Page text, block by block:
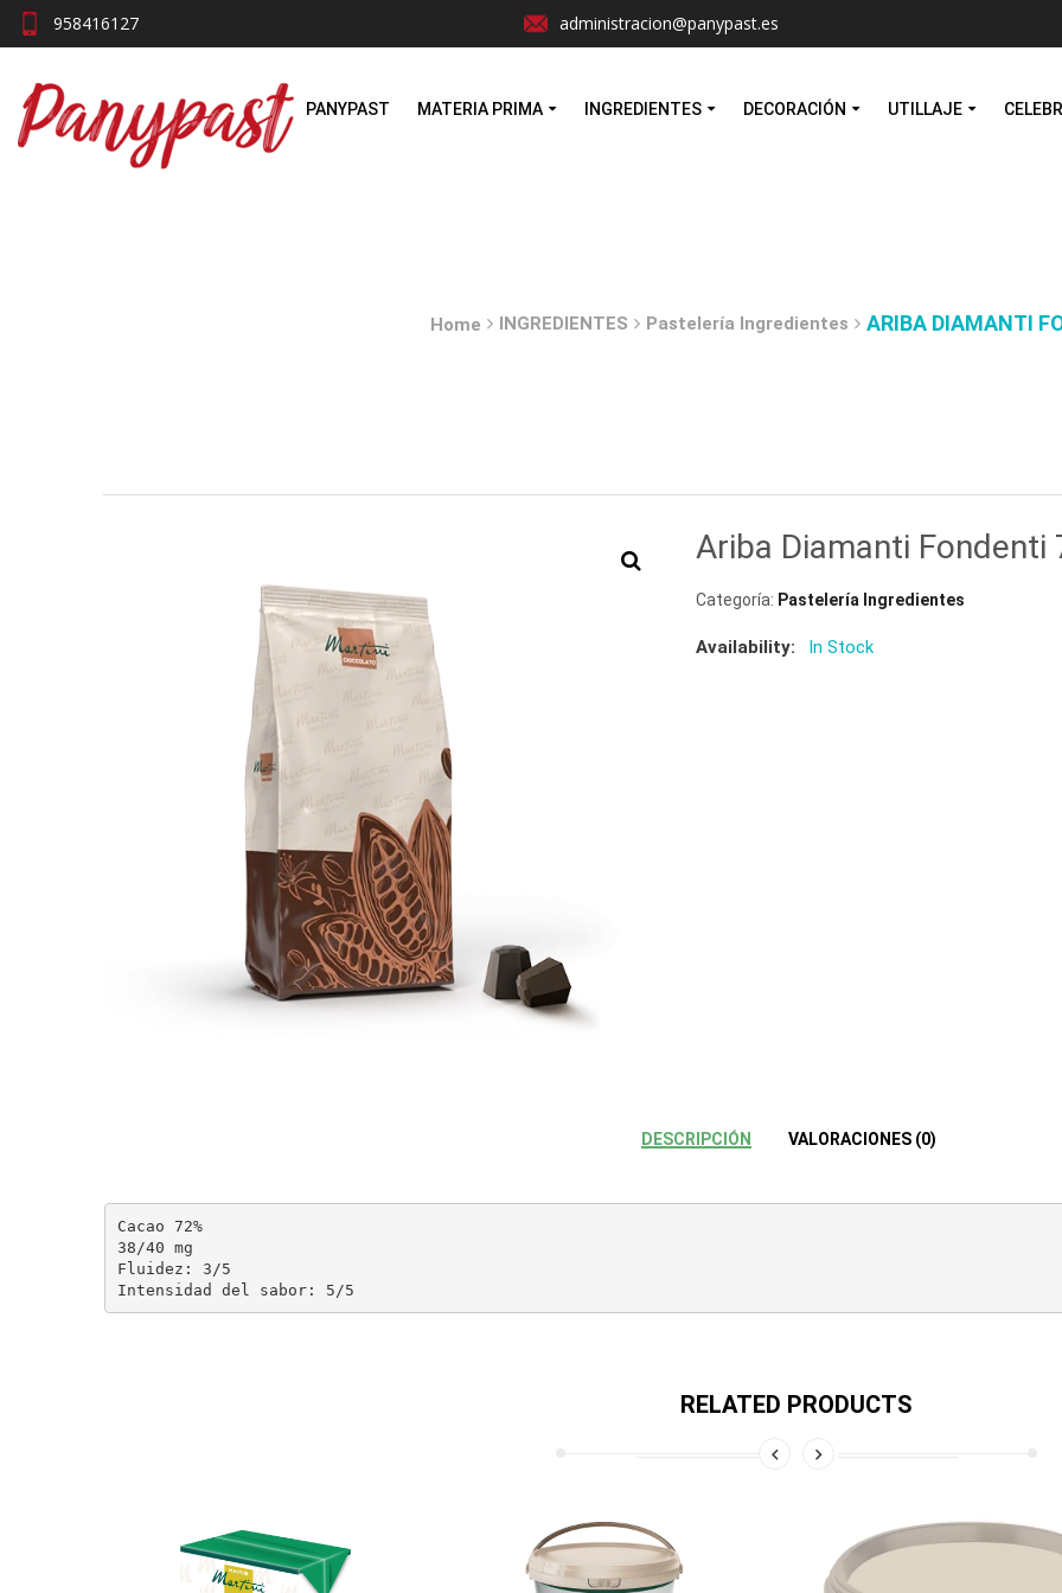
958416127 administracion@panypast.es
PANYPAST MATERIA PRIMA INGREDIENTES DECORACIÓN UTILLAJE
Home INGREDIENTES Pastelería Ingredientes ARIBA DIAMANTI
Ariba Diamanti Fondenti
Categoría: Pastelería Ingredientes
Availability: In Stock
DESCRIPCIÓN VALORACIONES (0)
Cacao 72%
38/40 mg
Fluidez: 3/5
Intensidad del sabor: 5/5
RELATED PRODUCTS